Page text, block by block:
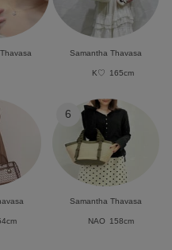
Samantha Thavasa
K♡ 165cm
6
Samantha Thavasa
NAO 158cm